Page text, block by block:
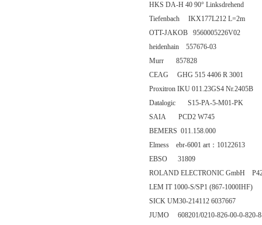
HKS DA-H 40 90° Linksdrehend
Tiefenbach IKX177L212 L=2m
OTT-JAKOB 9560005226V02
heidenhain 557676-03
Murr 857828
CEAG GHG 515 4406 R 3001
Proxitron IKU 011.23GS4 Nr.2405B
Datalogic S15-PA-5-M01-PK
SAIA PCD2 W745
BEMERS 011.158.000
Elmess ebr-6001 art：10122613
EBSO 31809
ROLAND ELECTRONIC GmbH
LEM IT 1000-S/SP1 (867-1000IHF)
SICK UM30-214112 6037667
JUMO 608201/0210-826-00-0-820-